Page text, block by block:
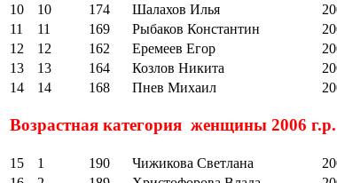
10
10 174 Шалахов Илья
11
11 169 Рыбаков Константин
12
12 162 Еремеев Егор
13
13 164 Козлов Никита
14
14 168 Пнев Михаил
Возрастная категория женщины 2006
15 1 190 Чижикова Светлана